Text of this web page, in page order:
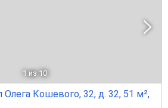
1 из 10
Олега Кошевого, 32, д. 32, 51 м²,